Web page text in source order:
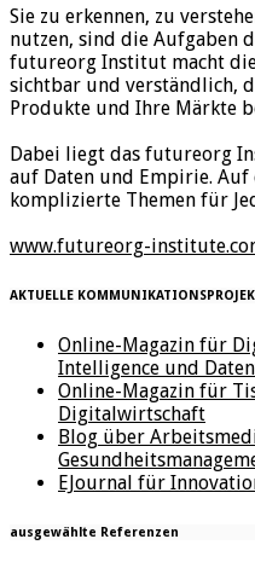
Sie zu erkennen, zu
nutzen, sind die Aufgaben
futureorg Institut macht
sichtbar und verständlich,
Produkte und Ihre Märkte
Dabei liegt das futureorg
auf Daten und Empirie. Auf
komplizierte Themen für
www.futureorg-
AKTUELLE
Online-Magazin für
Intelligence und
Online-Magazin für
Digitalwirtschaft
Blog über
EJournal für
ausgewählte Referenzen